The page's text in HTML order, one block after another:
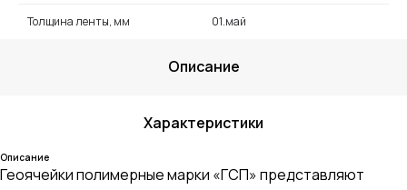
Толщина ленты, мм 01.май
Описание
Характеристики
Описание
Геоячейки полимерные марки «ГСП» представляют